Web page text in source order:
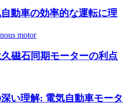
動車の効率的な運転に理
磁石同期モーターの利点
い理解: 電気自動車モータ